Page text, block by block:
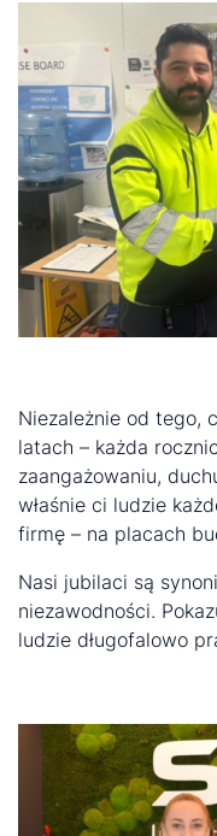
Niezależnie od tego,
latach – każda
zaangażowaniu,
właśnie ci ludzie
firmę – na placach
Nasi jubilaci są
niezawodności.
ludzie długofalowo